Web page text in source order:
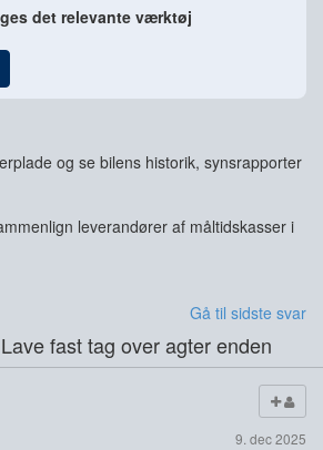
det relevante værktøj
og se bilens historik, synsrapporter
leverandører af måltidskasser i
Gå til sidste svar
fast tag over agter enden
9. dec 2025